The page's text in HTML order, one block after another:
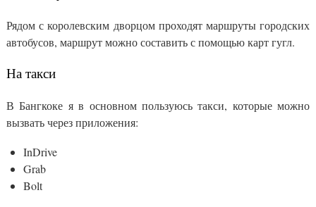
Рядом с королевским дворцом проходят маршруты городских
автобусов, маршрут можно составить с помощью карт гугл.
На такси
В Бангкоке я в основном пользуюсь такси, которые можно
вызвать через приложения:
InDrive
Grab
Bolt